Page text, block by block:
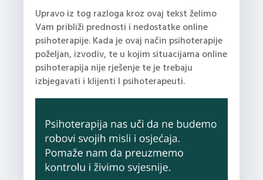
Upravo iz tog razloga kroz ovaj tekst želimo
Vam približi prednosti i nedostatke online
psihoterapije. Kada je ovaj način psihoterapije
poželjan, izvodiv, te u kojim situacijama online
psihoterapija nije rješenje te je trebaju
izbjegavati i klijenti I psihoterapeuti.